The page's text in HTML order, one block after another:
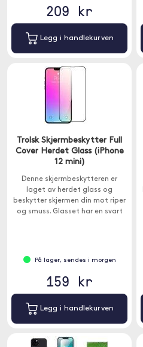
209 kr
Legg i handlekurven
Trolsk Skjermbeskytter Full
Cover Herdet Glass (iPhone
12 mini)
Denne skjermbeskytteren er
laget av herdet glass og
beskytter skjermen din mot riper
og smuss. Glasset har en svart
På lager, sendes i morgen
159 kr
Legg i handlekurven